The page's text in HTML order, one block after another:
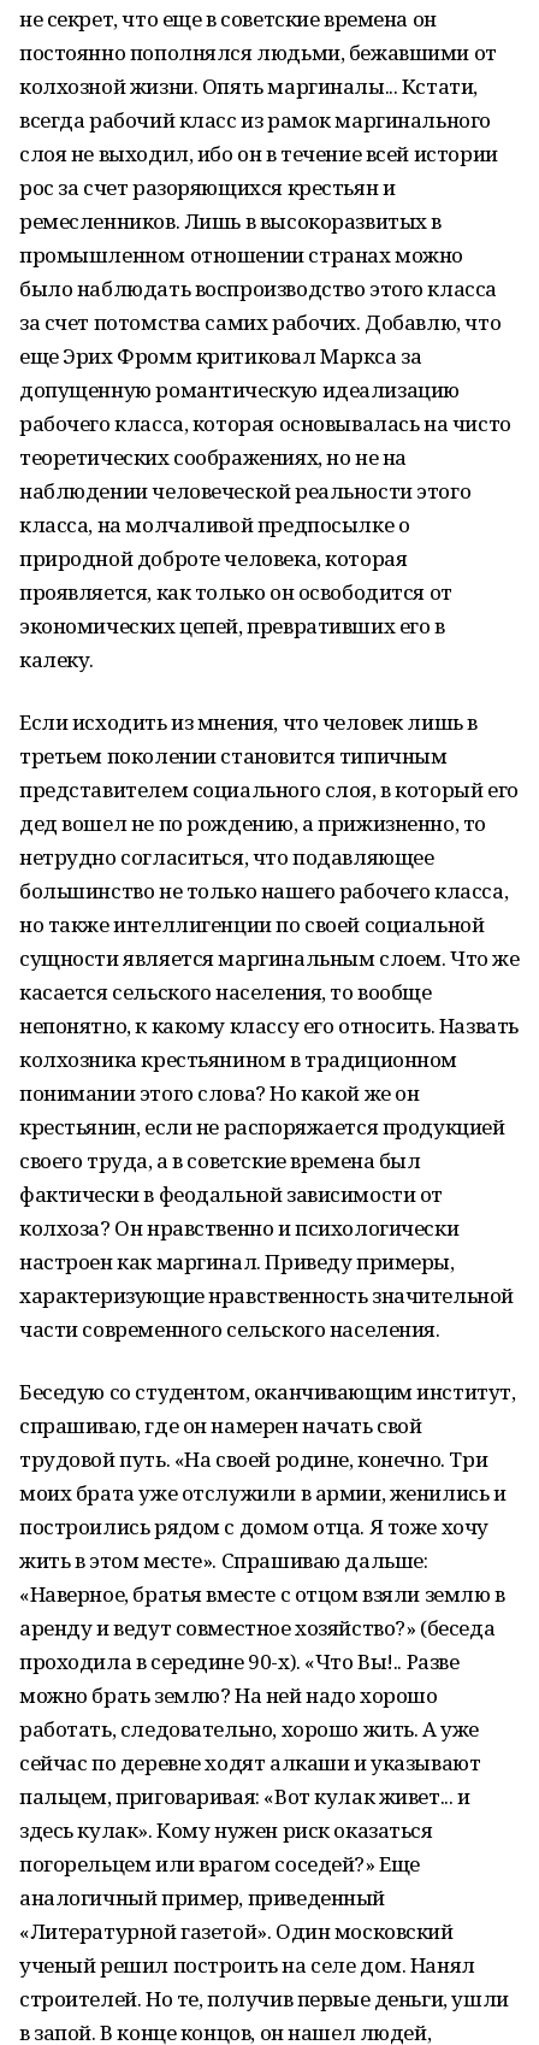
не секрет, что еще в советские времена он
постоянно пополнялся людьми, бежавшими от
колхозной жизни. Опять маргиналы... Кстати,
всегда рабочий класс из рамок маргинального
слоя не выходил, ибо он в течение всей истории
рос за счет разоряющихся крестьян и
ремесленников. Лишь в высокоразвитых в
промышленном отношении странах можно
было наблюдать воспроизводство этого класса
за счет потомства самих рабочих. Добавлю, что
еще Эрих Фромм критиковал Маркса за
допущенную романтическую идеализацию
рабочего класса, которая основывалась на чисто
теоретических соображениях, но не на
наблюдении человеческой реальности этого
класса, на молчаливой предпосылке о
природной доброте человека, которая
проявляется, как только он освободится от
экономических цепей, превративших его в
калеку.
Если исходить из мнения, что человек лишь в
третьем поколении становится типичным
представителем социального слоя, в который его
дед вошел не по рождению, а прижизненно, то
нетрудно согласиться, что подавляющее
большинство не только нашего рабочего класса,
но также интеллигенции по своей социальной
сущности является маргинальным слоем. Что же
касается сельского населения, то вообще
непонятно, к какому классу его относить. Назвать
колхозника крестьянином в традиционном
понимании этого слова? Но какой же он
крестьянин, если не распоряжается продукцией
своего труда, а в советские времена был
фактически в феодальной зависимости от
колхоза? Он нравственно и психологически
настроен как маргинал. Приведу примеры,
характеризующие нравственность значительной
части современного сельского населения.
Беседую со студентом, оканчивающим институт,
спрашиваю, где он намерен начать свой
трудовой путь. «На своей родине, конечно. Три
моих брата уже отслужили в армии, женились и
построились рядом с домом отца. Я тоже хочу
жить в этом месте». Спрашиваю дальше:
«Наверное, братья вместе с отцом взяли землю в
аренду и ведут совместное хозяйство?» (беседа
проходила в середине 90-х). «Что Вы!.. Разве
можно брать землю? На ней надо хорошо
работать, следовательно, хорошо жить. А уже
сейчас по деревне ходят алкаши и указывают
пальцем, приговаривая: «Вот кулак живет... и
здесь кулак». Кому нужен риск оказаться
погорельцем или врагом соседей?» Еще
аналогичный пример, приведенный
«Литературной газетой». Один московский
ученый решил построить на селе дом. Нанял
строителей. Но те, получив первые деньги, ушли
в запой. В конце концов, он нашел людей,